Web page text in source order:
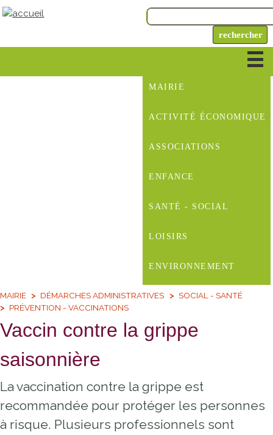
MAIRIE
ACTIVITÉ ÉCONOMIQUE
ASSOCIATIONS
ENFANCE
SANTÉ - SOCIAL
LOISIRS
ENVIRONNEMENT
MAIRIE DÉMARCHES ADMINISTRATIVES
SOCIAL - SANTÉ
PRÉVENTION - VACCINATIONS
Vaccin contre la grippe
saisonnière
La vaccination contre la grippe est
recommandée pour protéger les personnes
à risque. Plusieurs professionnels sont